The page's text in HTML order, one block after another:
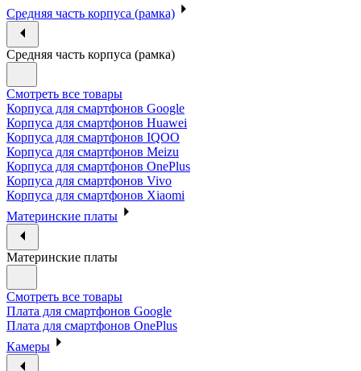
Средняя часть корпуса (рамка)
Средняя часть корпуса (рамка)
Смотреть все товары
Корпуса для смартфонов Google
Корпуса для смартфонов Huawei
Корпуса для смартфонов IQOO
Корпуса для смартфонов Meizu
Корпуса для смартфонов OnePlus
Корпуса для смартфонов Vivo
Корпуса для смартфонов Xiaomi
Материнские платы
Материнские платы
Смотреть все товары
Плата для смартфонов Google
Плата для смартфонов OnePlus
Камеры